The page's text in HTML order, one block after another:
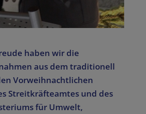
haben wir die
aus dem traditionell
Vorweihnachtlichen
Streitkräfteamtes und des
für Umwelt,